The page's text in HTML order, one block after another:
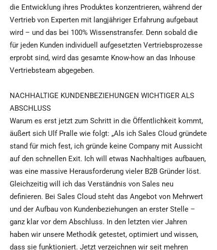
die Entwicklung ihres Produktes konzentrieren, während der
Vertrieb von Experten mit langjähriger Erfahrung aufgebaut
wird – und das bei 100% Wissenstransfer. Denn sobald die
für jeden Kunden individuell aufgesetzten Vertriebsprozesse
erprobt sind, wird das gesamte Know-how an das Inhouse
Vertriebsteam abgegeben.
NACHHALTIGE KUNDENBEZIEHUNGEN WICHTIGER ALS
ABSCHLUSS
Warum es erst jetzt zum Schritt in die Öffentlichkeit kommt,
äußert sich Ulf Pralle wie folgt: „Als ich Sales Cloud gründete
stand für mich fest, ich gründe keine Company mit Aussicht
auf den schnellen Exit. Ich will etwas Nachhaltiges aufbauen,
was eine massive Herausforderung vieler B2B Gründer löst.
Gleichzeitig will ich das Verständnis von Sales neu
definieren. Bei Sales Cloud steht das Angebot von Mehrwert
und der Aufbau von Kundenbeziehungen an erster Stelle –
ganz klar vor dem Abschluss. In den letzten vier Jahren
haben wir unsere Methodik getestet, optimiert und wissen,
dass sie funktioniert. Jetzt verzeichnen wir seit mehren